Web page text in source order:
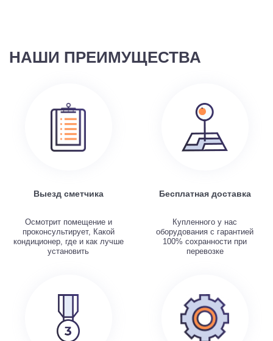
НАШИ ПРЕИМУЩЕСТВА
Выезд сметчика
Осмотрит помещение и
проконсультирует, Какой
кондиционер, где и как лучше
установить
Бесплатная доставка
Купленного у нас
оборудования с гарантией
100% сохранности при
перевозке